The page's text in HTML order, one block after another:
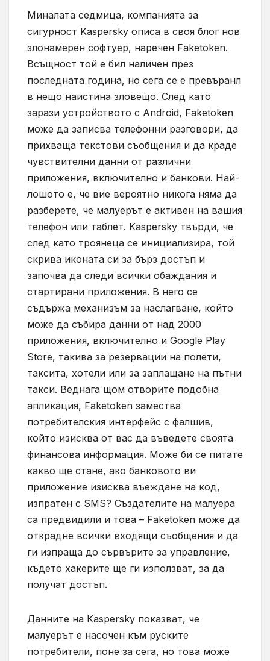
Миналата седмица, компанията за
сигурност Kaspersky описа в своя блог нов
злонамерен софтуер, наречен Faketoken.
Всъщност той е бил наличен през
последната година, но сега се е превъранл
в нещо наистина зловещо. След като
зарази устройството с Android, Faketoken
може да записва телефонни разговори, да
прихваща текстови съобщения и да краде
чувствителни данни от различни
приложения, включително и банкови. Най-
лошото е, че вие вероятно никога няма да
разберете, че малуерът е активен на вашия
телефон или таблет. Kaspersky твърди, че
след като троянеца се инициализира, той
скрива иконата си за бърз достъп и
започва да следи всички обаждания и
стартирани приложения. В него се
съдържа механизъм за наслагване, който
може да събира данни от над 2000
приложения, включително и Google Play
Store, такива за резервации на полети,
таксита, хотели или за заплащане на пътни
такси. Веднага щом отворите подобна
апликация, Faketoken замества
потребителския интерфейс с фалшив,
който изисква от вас да въведете своята
финансова информация. Може би се питате
какво ще стане, ако банковото ви
приложение изисква въеждане на код,
изпратен с SMS? Създателите на малуера
са предвидили и това – Faketoken може да
открадне всички входящи съобщения и да
ги изпраща до сървърите за управление,
където хакерите ще ги използват, за да
получат достъп.
Данните на Kaspersky показват, че
малуерът е насочен към руските
потребители, поне за сега, но това може